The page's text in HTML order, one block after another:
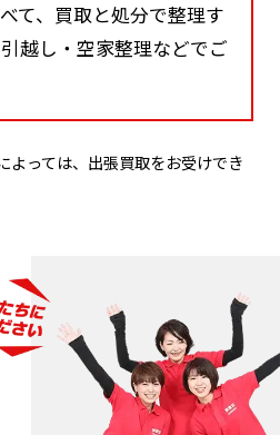
て、買取と処分で整理す
越し・空家整理などでご
っては、出張買取をお受けでき